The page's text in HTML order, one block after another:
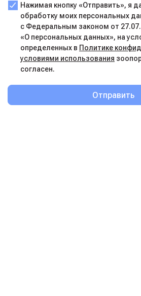
Нажимая кнопку «Отправить», я
обработку моих персональных
с Федеральным законом от
«О персональных данных», на
определенных в Политике
условиями использования
согласен.
Отправить